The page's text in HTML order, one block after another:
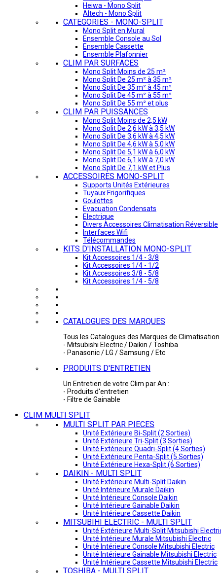
Heiwa - Mono Split
Altech - Mono Split
CATEGORIES - MONO-SPLIT
Mono Split en Mural
Ensemble Console au Sol
Ensemble Cassette
Ensemble Plafonnier
CLIM PAR SURFACES
Mono Split Moins de 25 m²
Mono Split De 25 m² à 35 m²
Mono Split De 35 m² à 45 m²
Mono Split De 45 m² à 55 m²
Mono Split De 55 m² et plus
CLIM PAR PUISSANCES
Mono Split Moins de 2,5 kW
Mono Split De 2,6 kW à 3,5 kW
Mono Split De 3,6 kW à 4,5 kW
Mono Split De 4,6 kW à 5,0 kW
Mono Split De 5,1 kW à 6,0 kW
Mono Split De 6,1 kW à 7,0 kW
Mono Split De 7,1 kW et Plus
ACCESSOIRES MONO-SPLIT
Supports Unités Extérieures
Tuyaux Frigorifiques
Goulottes
Evacuation Condensats
Electrique
Divers Accessoires Climatisation Réversible
Interfaces Wifi
Télécommandes
KITS D'INSTALLATION MONO-SPLIT
Kit Accessoires 1/4 - 3/8
Kit Accessoires 1/4 - 1/2
Kit Accessoires 3/8 - 5/8
Kit Accessoires 1/4 - 5/8
CATALOGUES DES MARQUES
Tous les Catalogues des Marques de Climatisation
- Mitsubishi Electric / Daikin / Toshiba
- Panasonic / LG / Samsung / Etc
PRODUITS D'ENTRETIEN
Un Entretien de votre Clim par An :
- Produits d'entretien
- Filtre de Gainable
CLIM MULTI SPLIT
MULTI SPLIT PAR PIECES
Unité Extérieure Bi-Split (2 Sorties)
Unité Extérieure Tri-Split (3 Sorties)
Unité Extérieure Quadri-Split (4 Sorties)
Unité Extérieure Penta-Split (5 Sorties)
Unité Extérieure Hexa-Split (6 Sorties)
DAIKIN - MULTI SPLIT
Unité Extérieure Multi-Split Daikin
Unité Intérieure Murale Daikin
Unité Intérieure Console Daikin
Unité Intérieure Gainable Daikin
Unité Intérieure Cassette Daikin
MITSUBIHI ELECTRIC - MULTI SPLIT
Unité Extérieure Multi-Split Mitsubishi
Unité Intérieure Murale Mitsubishi Electric
Unité Intérieure Console Mitsubishi Electric
Unité Intérieure Gainable Mitsubishi Electric
Unité Intérieure Cassette Mitsubishi Electric
TOSHIBA - MULTI SPLIT